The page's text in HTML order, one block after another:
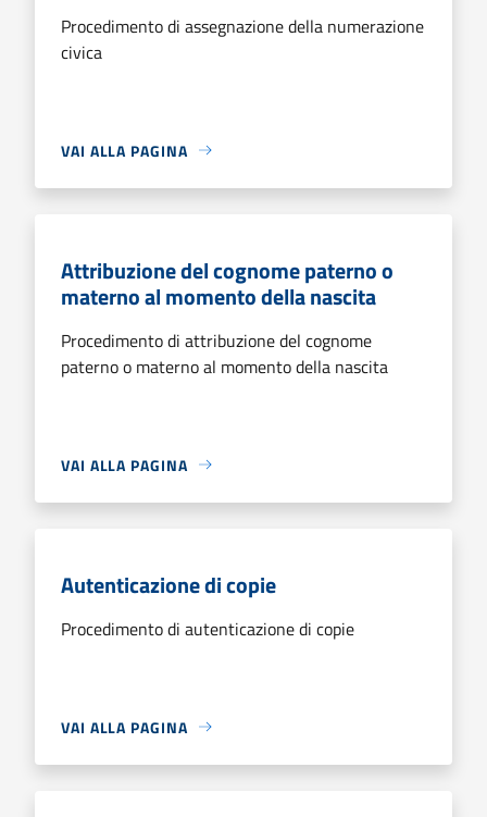
Procedimento di assegnazione della numerazione
civica
VAI ALLA PAGINA
Attribuzione del cognome paterno o
materno al momento della nascita
Procedimento di attribuzione del cognome
paterno o materno al momento della nascita
VAI ALLA PAGINA
Autenticazione di copie
Procedimento di autenticazione di copie
VAI ALLA PAGINA